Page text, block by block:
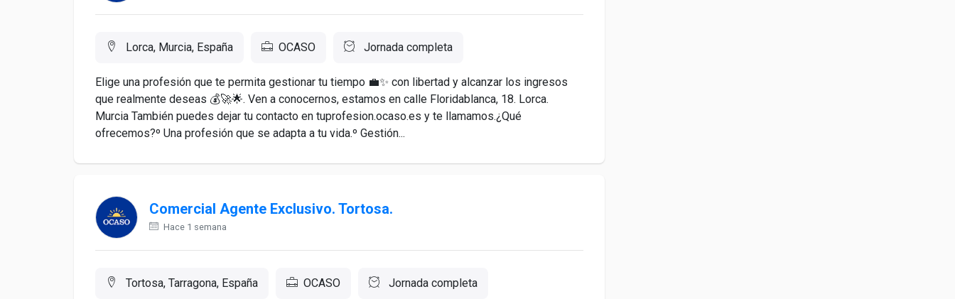
Lorca, Murcia, España OCASO Jornada completa
Elige una profesión que te permita gestionar tu tiempo 💼✨ con libertad y alcanzar los ingresos
que realmente deseas 💰🚀🌟. Ven a conocernos, estamos en calle Floridablanca, 18. Lorca.
Murcia También puedes dejar tu contacto en tuprofesion.ocaso.es y te llamamos.¿Qué
ofrecemos?º Una profesión que se adapta a tu vida.º Gestión...
Comercial Agente Exclusivo. Tortosa.
Hace 1 semana
Tortosa, Tarragona, España OCASO Jornada completa